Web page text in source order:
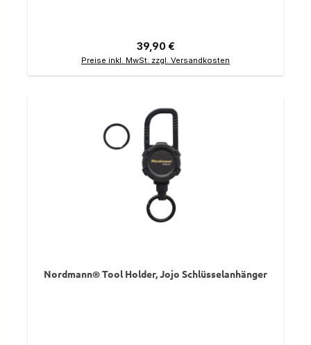
Regulärer Preis:
39,90 €
Preise inkl. MwSt. zzgl. Versandkosten
Nordmann® Tool Holder, Jojo Schlüsselanhänger